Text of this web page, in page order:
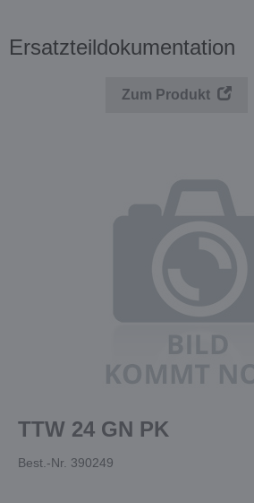
Ersatzteildokumentation
Zum Produkt
TTW 24 GN PK
Best.-Nr. 390249